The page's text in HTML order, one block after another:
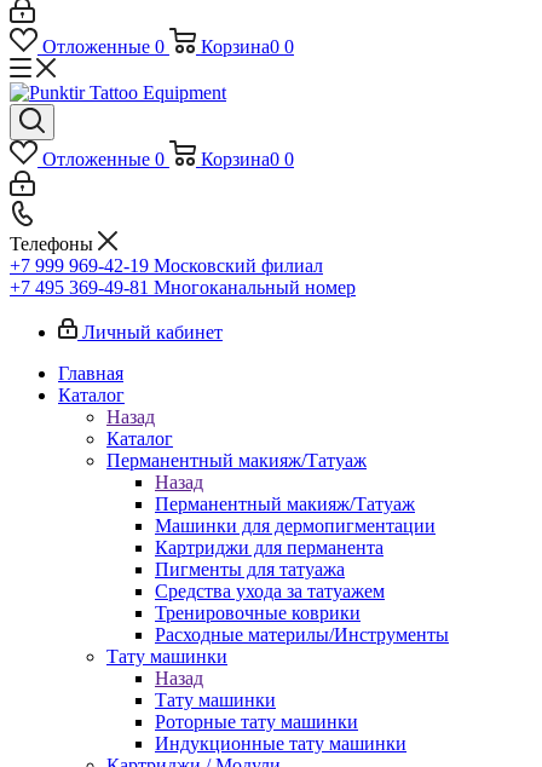
Отложенные 0 Корзина0 0
Отложенные 0 Корзина0 0
Телефоны
+7 999 969-42-19 Московский филиал
+7 495 369-49-81 Многоканальный номер
Личный кабинет
Главная
Каталог
Назад
Каталог
Перманентный макияж/Татуаж
Назад
Перманентный макияж/Татуаж
Машинки для дермопигментации
Картриджи для перманента
Пигменты для татуажа
Средства ухода за татуажем
Тренировочные коврики
Расходные материлы/Инструменты
Тату машинки
Назад
Тату машинки
Роторные тату машинки
Индукционные тату машинки